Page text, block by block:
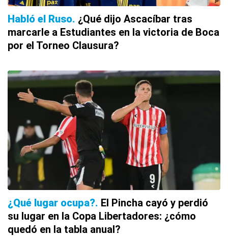
Habló el Ruso ¿Qué dijo Ascacíbar tras
marcarle a Estudiantes en la victoria de Boca
por el Torneo Clausura?
¿Qué lugar ocupa? El Pincha cayó y perdió
su lugar en la Copa Libertadores: ¿cómo
quedó en la tabla anual?